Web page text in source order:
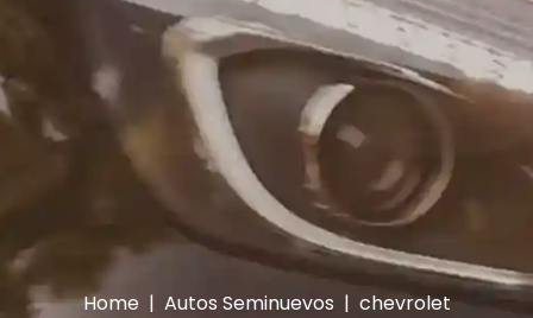
Home | Autos Seminuevos | chevrolet